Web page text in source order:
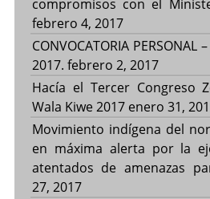
compromisos con el
febrero 4, 2017
CONVOCATORIA PERSONAL
2017. febrero 2, 2017
Hacía el Tercer Congreso
Wala Kiwe 2017 enero 31,
Movimiento indígena del
en máxima alerta por la
atentados de amenazas
27, 2017